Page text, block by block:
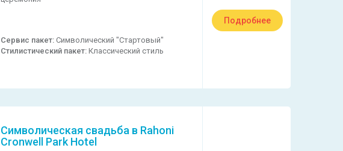
Сервис пакет:Символический "Стартовый"
Стилистический пакет:Классический стиль
Подробнее
Символическая свадьба в Rahoni
Cronwell Park Hotel